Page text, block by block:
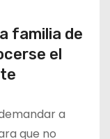
familia de
el
a
que no